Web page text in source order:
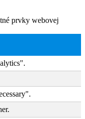
prvky webovej